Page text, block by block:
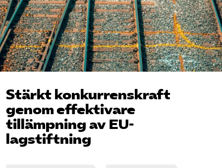
Stärkt konkurrenskraft
genom effektivare
tillämpning av EU-
lagstiftning